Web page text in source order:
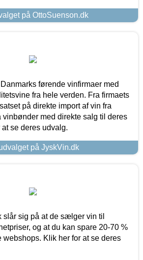
på OttoSuenson.dk
førende vinfirmaer med
fra hele verden. Fra firmaets
på direkte import af vin fra
vinbønder med direkte salg til deres
se deres udvalg.
på JyskVin.dk
slår sig på at de sælger vin til
og at du kan spare 20-70 %
webshops. Klik her for at se deres